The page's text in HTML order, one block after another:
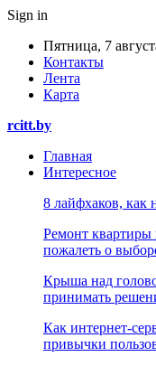
Sign in
Пятница, 7
Контакты
Лента
Карта
rcitt.by
Главная
Интересное
8 лайфхаков, как
Ремонт квартиры
пожалеть о
Крыша над
принимать
Как интернет-
привычки